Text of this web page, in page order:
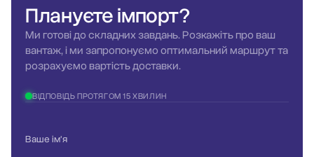
Плануєтеімпорт?
Ми готові до складних завдань. Розкажіть про ваш
вантаж, і ми запропонуємо оптимальний маршрут та
розрахуємо вартість доставки.
ВІДПОВІДЬ ПРОТЯГОМ 15 ХВИЛИН
Ваше ім'я